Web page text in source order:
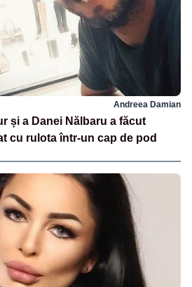
Andreea Damian
și a Danei Nălbaru a făcut
cu rulota într-un cap de pod